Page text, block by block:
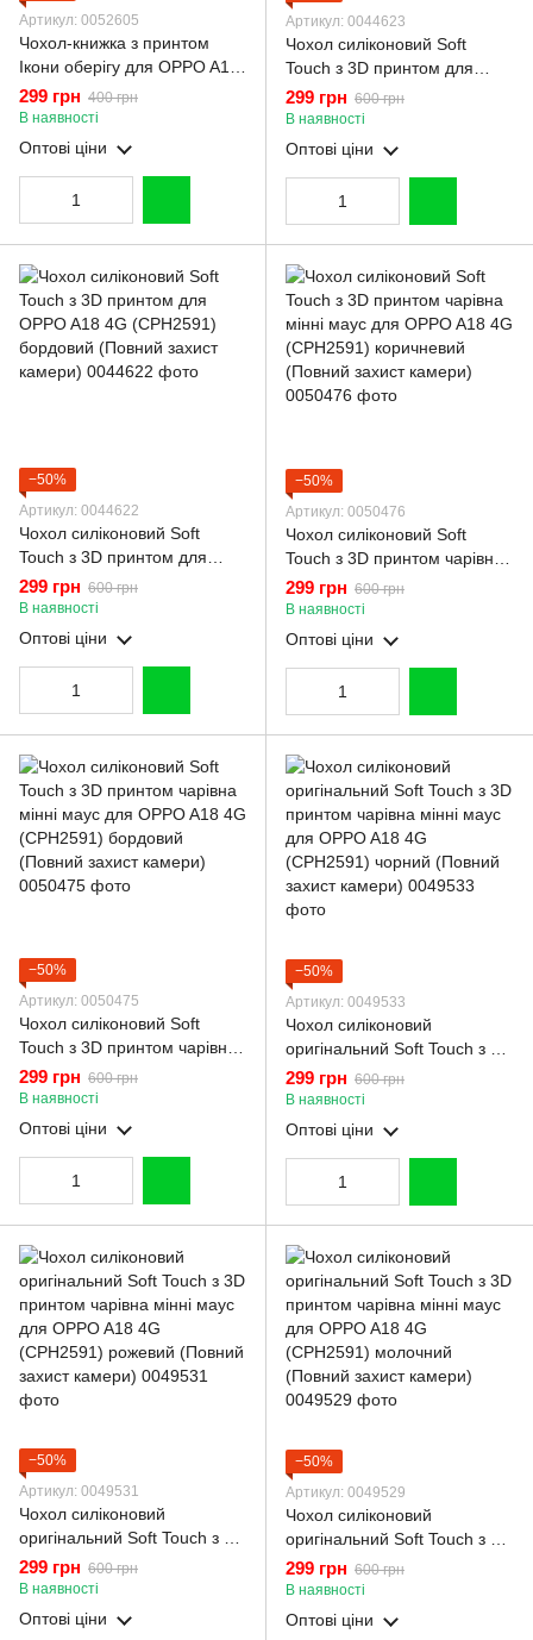
Артикул: 0052605
Чохол-книжка з принтом
Ікони оберігу для OPPO A18
4G CPH2591 з підставкою на
оппо а18 4г чорна gd1
299 грн 400 грн
В наявності
Оптові ціни
Артикул: 0044623
Чохол силіконовий Soft
Touch з 3D принтом для
OPPO A18 4G (CPH2591)
коричневий (Повний захист
камери)
299 грн 600 грн
В наявності
Оптові ціни
−50%
Артикул: 0044622
Чохол силіконовий Soft
Touch з 3D принтом для
OPPO A18 4G (CPH2591)
бордовий (Повний захист
камери)
299 грн 600 грн
В наявності
Оптові ціни
−50%
Артикул: 0050476
Чохол силіконовий Soft
Touch з 3D принтом чарівна
мінні маус для OPPO A18 4G
(CPH2591) коричневий
(Повний захист камери)
299 грн 600 грн
В наявності
Оптові ціни
−50%
Артикул: 0050475
Чохол силіконовий Soft
Touch з 3D принтом чарівна
мінні маус для OPPO A18 4G
(CPH2591) бордовий
(Повний захист камери)
299 грн 600 грн
В наявності
Оптові ціни
−50%
Артикул: 0049533
Чохол силіконовий
оригінальний Soft Touch з 3D
принтом чарівна мінні маус
для OPPO A18 4G
(CPH2591) чорний (Повний
захист камери)
299 грн 600 грн
В наявності
Оптові ціни
−50%
Артикул: 0049531
Чохол силіконовий
оригінальний Soft Touch з 3D
принтом чарівна мінні маус
для OPPO A18 4G
(CPH2591) рожевий (Повний
захист камери)
299 грн 600 грн
В наявності
Оптові ціни
−50%
Артикул: 0049529
Чохол силіконовий
оригінальний Soft Touch з 3D
принтом чарівна мінні маус
для OPPO A18 4G
(CPH2591) молочний
(Повний захист камери)
299 грн 600 грн
В наявності
Оптові ціни